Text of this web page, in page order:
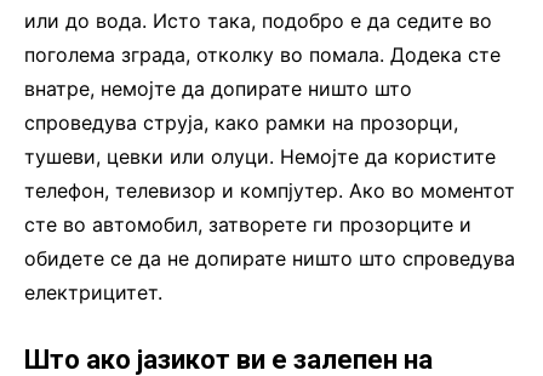
или до вода. Исто така, подобро е да седите во
поголема зграда, отколку во помала. Додека сте
внатре, немојте да допирате ништо што
спроведува струја, како рамки на прозорци,
тушеви, цевки или олуци. Немојте да користите
телефон, телевизор и компјутер. Ако во моментот
сте во автомобил, затворете ги прозорците и
обидете се да не допирате ништо што спроведува
електрицитет.
Што ако јазикот ви е залепен на